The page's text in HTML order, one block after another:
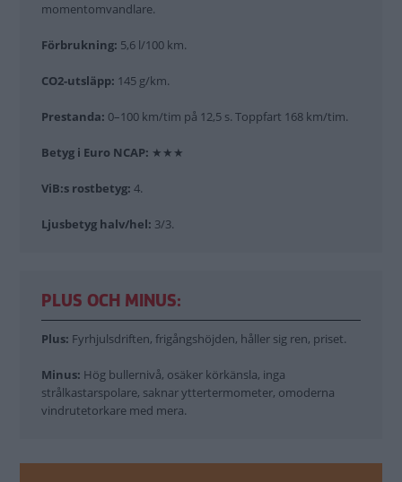
momentomvandlare.
Förbrukning: 5,6 l/100 km.
CO2-utsläpp: 145 g/km.
Prestanda: 0–100 km/tim på 12,5 s. Toppfart 168 km/tim.
Betyg i Euro NCAP: ★★★
ViB:s rostbetyg: 4.
Ljusbetyg halv/hel: 3/3.
PLUS OCH MINUS:
Plus: Fyrhjulsdriften, frigångshöjden, håller sig ren, priset.
Minus: Hög bullernivå, osäker körkänsla, inga
strålkastarspolare, saknar yttertermometer, omoderna
vindrutetorkare med mera.